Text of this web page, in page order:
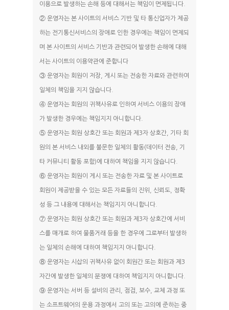
이용으로 발생하는 손해 등에 대해서는 책임이 면제됩니다.
② 운영자는 본 사이트의 서비스 기반 및 타 통신업자가 제공
하는 전기통신서비스의 장애로 인한 경우에는 책임이 면제되
며 본 사이트의 서비스 기반과 관련되어 발생한 손해에 대해
서는 사이트의 이용약관에 준합니다
③ 운영자는 회원이 저장, 게시 또는 전송한 자료와 관련하여
일체의 책임을 지지 않습니다.
④ 운영자는 회원의 귀책사유로 인하여 서비스 이용의 장애
가 발생한 경우에는 책임지지 아니합니다.
⑤ 운영자는 회원 상호간 또는 회원과 제3자 상호간, 기타 회
원의 본 서비스 내외를 불문한 일체의 활동(데이터 전송, 기
타 커뮤니티 활동 포함)에 대하여 책임을 지지 않습니다.
⑥ 운영자는 회원이 게시 또는 전송한 자료 및 본 사이트로
회원이 제공받을 수 있는 모든 자료들의 진위, 신뢰도, 정확
성 등 그 내용에 대해서는 책임지지 아니합니다.
⑦ 운영자는 회원 상호간 또는 회원과 제3자 상호간에 서비
스를 매개로 하여 물품거래 등을 한 경우에 그로부터 발생하
는 일체의 손해에 대하여 책임지지 아니합니다.
⑧ 운영자는 시삽의 귀책사유 없이 회원간 또는 회원과 제3
자간에 발생한 일체의 분쟁에 대하여 책임지지 아니합니다.
⑨ 운영자는 서버 등 설비의 관리, 점검, 보수, 교체 과정 또
는 소프트웨어의 운용 과정에서 고의 또는 고의에 준하는 중